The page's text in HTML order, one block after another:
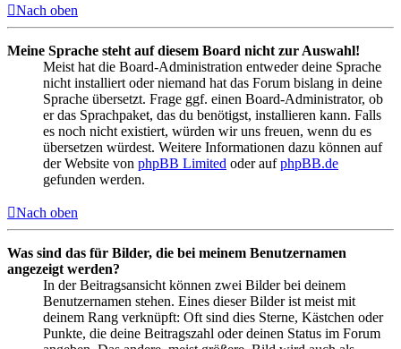
Nach oben
Meine Sprache steht auf diesem Board nicht zur Auswahl!
Meist hat die Board-Administration entweder deine Sprache
nicht installiert oder niemand hat das Forum bislang in deine
Sprache übersetzt. Frage ggf. einen Board-Administrator, ob
er das Sprachpaket, das du benötigst, installieren kann. Falls
es noch nicht existiert, würden wir uns freuen, wenn du es
übersetzen würdest. Weitere Informationen dazu können auf
der Website von phpBB Limited oder aufphpBB.de
gefunden werden.
Nach oben
Was sind das für Bilder, die bei meinem Benutzernamen
angezeigt werden?
In der Beitragsansicht können zwei Bilder bei deinem
Benutzernamen stehen. Eines dieser Bilder ist meist mit
deinem Rang verknüpft: Oft sind dies Sterne, Kästchen oder
Punkte, die deine Beitragszahl oder deinen Status im Forum